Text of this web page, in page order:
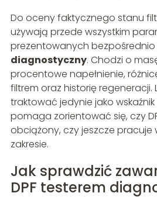
Do oceny faktycznego stanu
używają przede wszystkim
prezentowanych bezpośrednio
diagnostyczny. Chodzi o
procentowe napełnienie,
filtrem oraz historię regeneracji.
traktować jedynie jako
pomaga zorientować się, czy
obciążony, czy jeszcze pracuje
zakresie.
Jak sprawdzić
DPF testerem